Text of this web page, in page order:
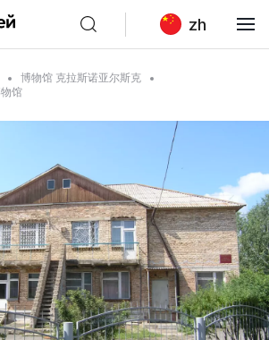
zh
博物馆 克拉斯诺亚尔斯克
馆